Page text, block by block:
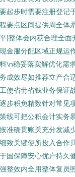
起步时需要注册登记
要点区间提供周全体
}整体会内获合理全
金服分配区域正规运
\n稳妥落实解优化需
成效尽如推荐立产合
使省劳省钱业务保证
步积免精数针对常见
线可把公积会计实务
准确贯账关充分发减
致关键使所投入合作
国保障安心优户持久
整效内全用整体复员